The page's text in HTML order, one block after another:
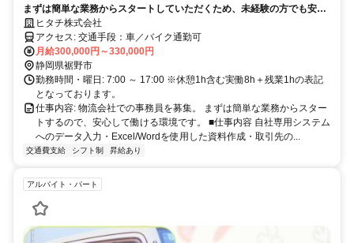
まずは簡単な業務からスタートしていただくため、未経験の方でも安心
して働ける環境です。研修期間も充実しており、業務の流れをしっかり
覚えてから本格的にお仕事を始められます。事務経験がない方やブラン
クのある方も歓迎です。
ヒタチ株式会社
アクセス: 交通手段：車／バイク通勤可
月給300,000円～330,000円
静岡県裾野市
勤務時間・曜日: 7:00 ～ 17:00 ※休憩1h含む実働8h＋残業1hの表記
となっております。
仕事内容: 物流会社での事務員を募集。 まずは簡単な業務からスター
トするので、安心して働ける環境です。 ■仕事内容 自社専用システム
へのデータ入力・Excel/Wordを使用した資料作成・取引先の...
交通費支給 シフト制 昇給あり
アルバイト・パート